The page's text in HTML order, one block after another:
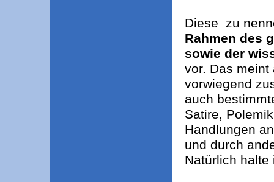
Diese zu
Rahmen des
sowie der
vor. Das
vorwiegend
auch
Satire,
Handlungen
und durch
Natürlich